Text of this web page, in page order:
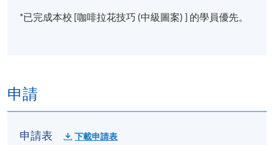
*已完成本校 [咖啡拉花技巧 (中級圖案) ] 的學員優先。
申請
申請表 下載申請表